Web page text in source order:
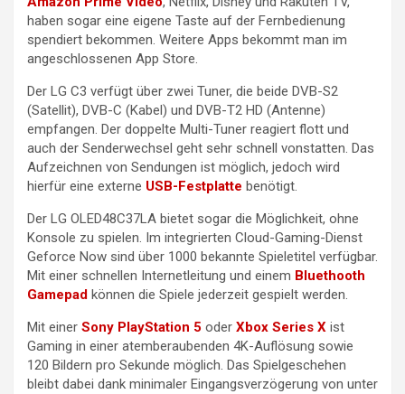
haben sogar eine eigene Taste auf der Fernbedienung
spendiert bekommen. Weitere Apps bekommt man im
angeschlossenen App Store.
Der LG C3 verfügt über zwei Tuner, die beide DVB-S2
(Satellit), DVB-C (Kabel) und DVB-T2 HD (Antenne)
empfangen. Der doppelte Multi-Tuner reagiert flott und
auch der Senderwechsel geht sehr schnell vonstatten. Das
Aufzeichnen von Sendungen ist möglich, jedoch wird
hierfür eine externe USB-Festplatte benötigt.
Der LG OLED48C37LA bietet sogar die Möglichkeit, ohne
Konsole zu spielen. Im integrierten Cloud-Gaming-Dienst
Geforce Now sind über 1000 bekannte Spieletitel verfügbar.
Mit einer schnellen Internetleitung und einem Bluethooth
Gamepad können die Spiele jederzeit gespielt werden.
Mit einer Sony PlayStation 5 oder Xbox Series X ist
Gaming in einer atemberaubenden 4K-Auflösung sowie
120 Bildern pro Sekunde möglich. Das Spielgeschehen
bleibt dabei dank minimaler Eingangsverzögerung von unter